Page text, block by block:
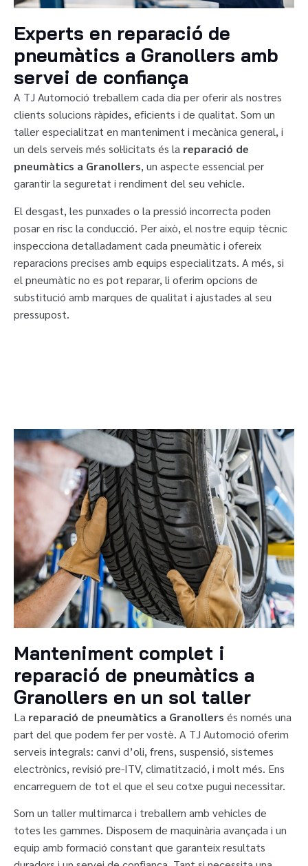
Experts en reparació de
pneumàtics a Granollers amb
servei de confiança
A TJ Automoció treballem cada dia per oferir als nostres
clients solucions ràpides, eficients i de qualitat. Som un
taller especialitzat en manteniment i mecànica general, i
un dels serveis més sol·licitats és la reparació de
pneumàtics a Granollers, un aspecte essencial per
garantir la seguretat i rendiment del seu vehicle.
El desgast, les punxades o la pressió incorrecta poden
posar en risc la conducció. Per això, el nostre equip tècnic
inspecciona detalladament cada pneumàtic i ofereix
reparacions precises amb equips especialitzats. A més, si
el pneumàtic no es pot reparar, li oferim opcions de
substitució amb marques de qualitat i ajustades al seu
pressupost.
Manteniment complet i
reparació de pneumàtics a
Granollers en un sol taller
La reparació de pneumàtics a Granollers és només una
part del que podem fer per vostè. A TJ Automoció oferim
serveis integrals: canvi d’oli, frens, suspensió, sistemes
electrònics, revisió pre-ITV, climatització, i molt més. Ens
encarreguem de tot el que el seu cotxe pugui necessitar.
Som un taller multimarca i treballem amb vehicles de
totes les gammes. Disposem de maquinària avançada i un
equip amb formació constant que garanteix resultats